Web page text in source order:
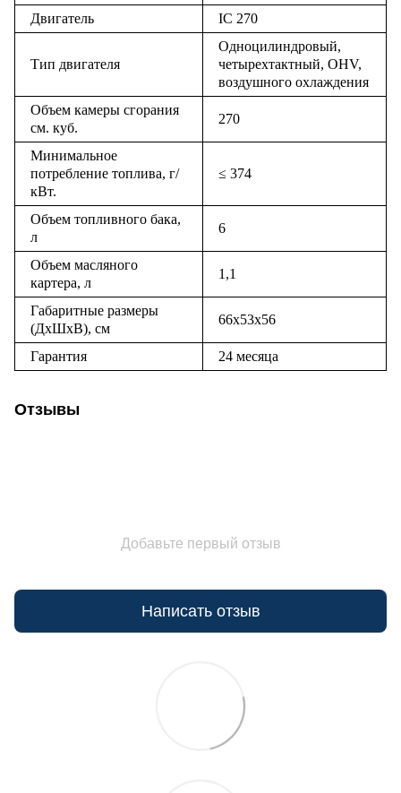
Двигатель IC 270
Тип двигателя
Одноцилиндровый,
четырехтактный, OHV,
воздушного охлаждения
Объем камеры сгорания
см. куб.
270
Минимальное
потребление топлива, г/
кВт.
≤ 374
Объем топливного бака,
л
6
Объем масляного
картера, л
1,1
Габаритные размеры
(ДхШхВ), см
66х53х56
Гарантия 24 месяца
Отзывы
Добавьте первый отзыв
Написать отзыв